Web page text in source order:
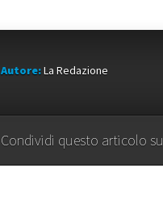
Autore:La Redazione
Condividi questo articolo su